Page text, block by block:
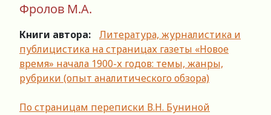
Фролов М.А.
Книги автора:
Литература, журналистика и
публицистика на страницах газеты «Новое
время» начала 1900-х годов: темы, жанры,
рубрики (опыт аналитического обзора)
По страницам переписки В.Н. Буниной